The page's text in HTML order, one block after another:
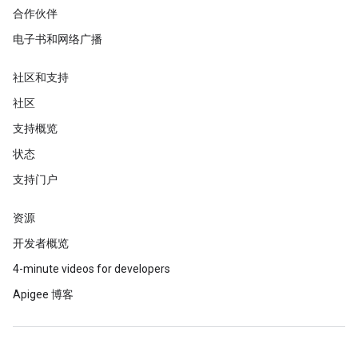
合作伙伴
电子书和网络广播
社区和支持
社区
支持概览
状态
支持门户
资源
开发者概览
4-minute videos for developers
Apigee 博客